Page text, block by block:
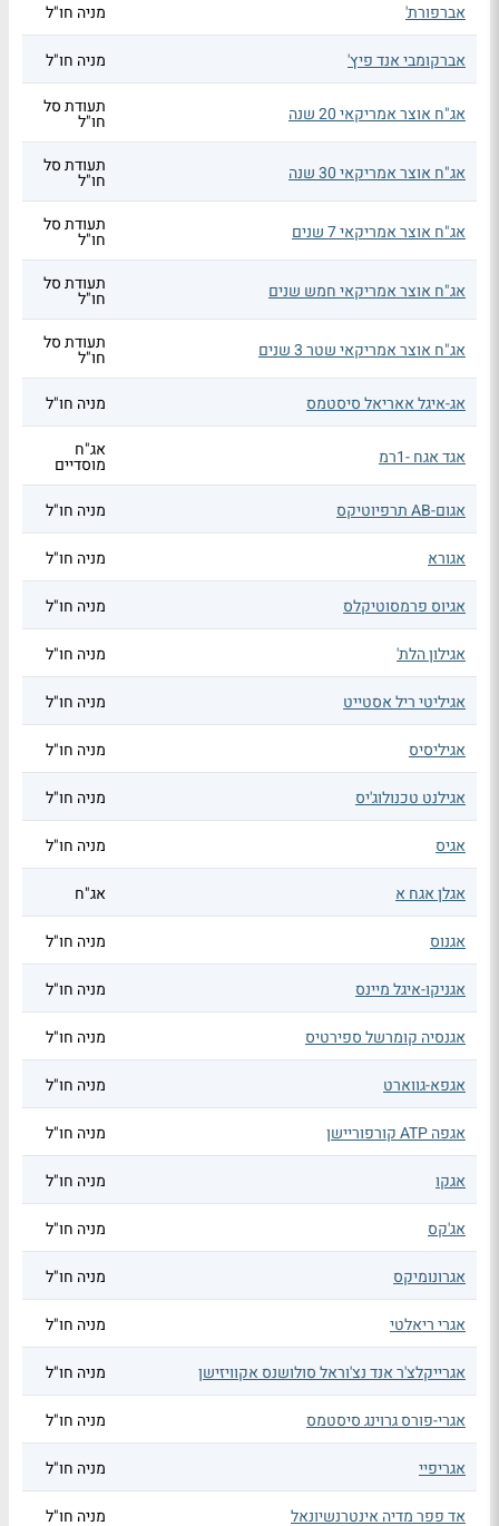
אברפורת' מניה חו"ל
אברקומבי אנד פיץ' מניה חו"ל
אג"ח אוצר אמריקאי 20 שנה תעודת סל
חו"ל
אג"ח אוצר אמריקאי 30 שנה תעודת סל
חו"ל
אג"ח אוצר אמריקאי 7 שנים תעודת סל
חו"ל
אג"ח אוצר אמריקאי חמש שנים תעודת סל
חו"ל
אג"ח אוצר אמריקאי שטר 3 שנים תעודת סל
חו"ל
אג-איגל אאריאל סיסטמס
מניה חו"ל
אגד אגח -1רמ אג"ח
מוסדיים
אגום-AB תרפיוטיקס
מניה חו"ל
אגורא מניה חו"ל
אגיוס פרמסוטיקלס מניה חו"ל
אגילון הלת' מניה חו"ל
אגיליטי ריל אסטייט מניה חו"ל
אגיליסיס מניה חו"ל
אגילנט טכנולוג'יס מניה חו"ל
אגיס מניה חו"ל
אגלן אגח א אג"ח
אגנוס מניה חו"ל
אגניקו-איגל מיינס מניה חו"ל
אגנסיה קומרשל ספירטיס מניה חו"ל
אגפא-גווארט מניה חו"ל
אגפה ATP קורפוריישן מניה חו"ל
אגקו מניה חו"ל
אג'קס מניה חו"ל
אגרונומיקס מניה חו"ל
אגרי ריאלטי מניה חו"ל
אגרייקלצ'ר אנד נצ'וראל סולושנס אקוויזישן מניה חו"ל
אגרי-פורס גרוינג סיסטמס מניה חו"ל
אגריפיי מניה חו"ל
אד פפר מדיה אינטרנשיונאל מניה חו"ל